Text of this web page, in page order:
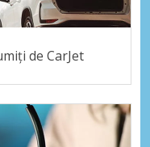
de CarJet